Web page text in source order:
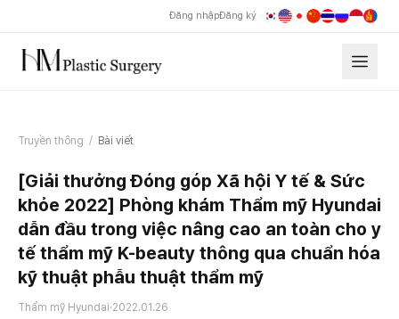
Đăng nhậpĐăng ký
Truyền thông / Bài viết
[Giải thưởng Đóng góp Xã hội Y tế & Sức
khỏe 2022] Phòng khám Thẩm mỹ Hyundai
dẫn đầu trong việc nâng cao an toàn cho y
tế thẩm mỹ K-beauty thông qua chuẩn hóa
kỹ thuật phẫu thuật thẩm mỹ
Thẩm mỹ Hyundai·2022.01.26